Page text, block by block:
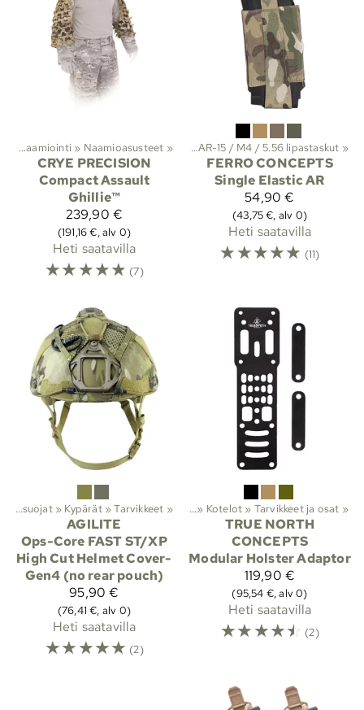
Naamiointi ‪» Naamioasusteet ‪»
CRYE PRECISION
Compact Assault
Ghillie™
239,90 €
(191,16 €, alv 0)
Heti saatavilla
☆☆☆☆☆ (7)
suojat‪»Molle-taskut‪»Lipastaskut ‪» AR-15 / M4 / 5.56 lipastaskut ‪»
FERRO CONCEPTS
Single Elastic AR
54,90 €
(43,75 €, alv 0)
Heti saatavilla
☆☆☆☆☆ (11)
Taisteluvarusteet ja suojat ‪» Kypärät ‪»Tarvikkeet ‪»
AGILITE
Ops-Core FAST ST/XP
High Cut Helmet Cover-
Gen4 (no rear pouch)
95,90 €
(76,41 €, alv 0)
Heti saatavilla
☆☆☆☆☆ (2)
Lajit‪»Viranomaistuotteet ‪» Kotelot ‪» Tarvikkeet ja osat ‪»
TRUE NORTH
CONCEPTS
Modular Holster Adaptor
119,90 €
(95,54 €, alv 0)
Heti saatavilla
☆☆☆☆☆ (2)